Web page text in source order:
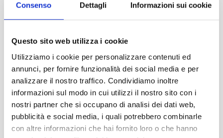
Consenso Dettagli Informazioni sui cookie
Questo sito web utilizza i cookie
Utilizziamo i cookie per personalizzare contenuti ed
annunci, per fornire funzionalità dei social media e per
analizzare il nostro traffico. Condividiamo inoltre
informazioni sul modo in cui utilizzi il nostro sito con i
nostri partner che si occupano di analisi dei dati web,
pubblicità e social media, i quali potrebbero combinarle
con altre informazioni che hai fornito loro o che hanno
Concorso di Eleganza Castello di
Miramare, Trieste, Italia.
Concorso di Eleganza del Tigullio,
Rapallo, Italia.